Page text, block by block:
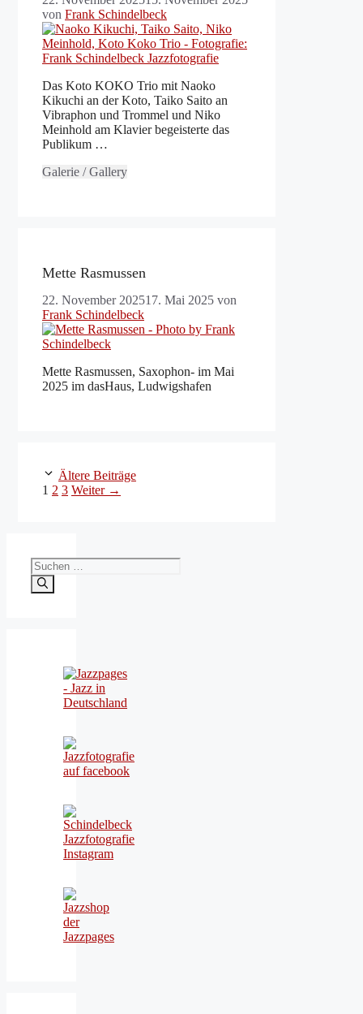
von Frank Schindelbeck
Das Koto KOKO Trio mit Naoko
Kikuchi an der Koto, Taiko Saito an
Vibraphon und Trommel und Niko
Meinhold am Klavier begeisterte das
Publikum …
Galerie / Gallery
Mette Rasmussen
22. November 202517. Mai 2025 von
Frank Schindelbeck
Mette Rasmussen, Saxophon- im Mai
2025 im dasHaus, Ludwigshafen
Ältere Beiträge
Seite
1 Seite
2 Seite
3 Weiter →
Suchen
nach: